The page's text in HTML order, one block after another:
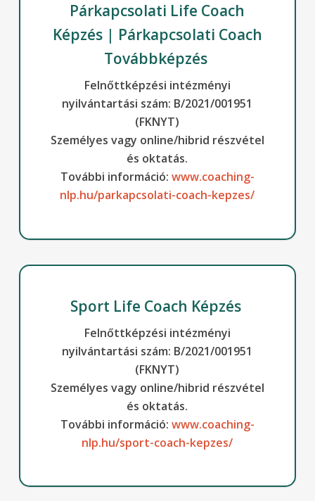
Párkapcsolati Life Coach
Képzés | Párkapcsolati Coach
Továbbképzés
Felnőttképzési intézményi
nyilvántartási szám: B/2021/001951
(FKNYT)
Személyes vagy online/hibrid részvétel
és oktatás.
További információ: www.coaching-
nlp.hu/parkapcsolati-coach-kepzes/
Sport Life Coach Képzés
Felnőttképzési intézményi
nyilvántartási szám: B/2021/001951
(FKNYT)
Személyes vagy online/hibrid részvétel
és oktatás.
További információ: www.coaching-
nlp.hu/sport-coach-kepzes/